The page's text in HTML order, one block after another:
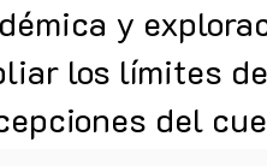
y
los límites
del